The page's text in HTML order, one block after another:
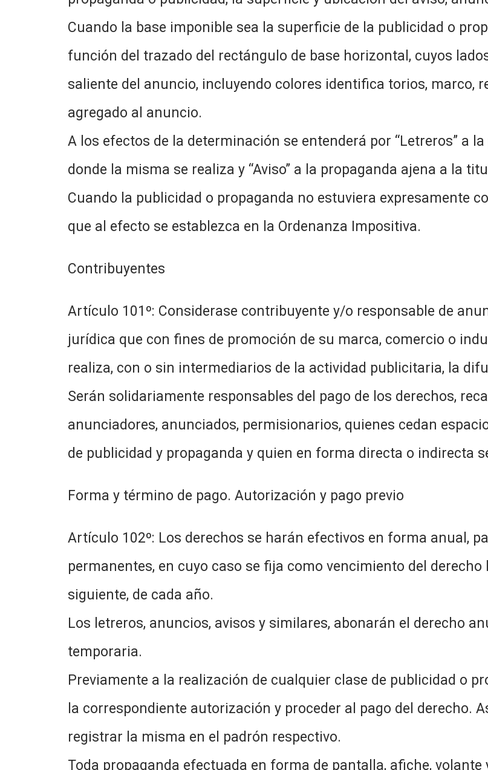
Cuando la base imponible sea la superficie de la publicidad o
función del trazado del rectángulo de base horizontal, cuyos
saliente del anuncio, incluyendo colores identifica torios, marco,
agregado al anuncio.
A los efectos de la determinación se entenderá por “Letreros” a
donde la misma se realiza y “Aviso” a la propaganda ajena a la
Cuando la publicidad o propaganda no estuviera expresamente
que al efecto se establezca en la Ordenanza Impositiva.
Contribuyentes
Artículo 101º: Considerase contribuyente y/o responsable de
jurídica que con fines de promoción de su marca, comercio o
realiza, con o sin intermediarios de la actividad publicitaria, la
Serán solidariamente responsables del pago de los derechos,
anunciadores, anunciados, permisionarios, quienes cedan
de publicidad y propaganda y quien en forma directa o indirecta
Forma y término de pago. Autorización y pago previo
Artículo 102º: Los derechos se harán efectivos en forma anual,
permanentes, en cuyo caso se fija como vencimiento del
siguiente, de cada año.
Los letreros, anuncios, avisos y similares, abonarán el derecho
temporaria.
Previamente a la realización de cualquier clase de publicidad o
la correspondiente autorización y proceder al pago del derecho.
registrar la misma en el padrón respectivo.
Toda propaganda efectuada en forma de pantalla, afiche,